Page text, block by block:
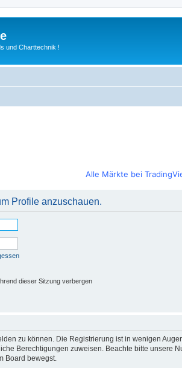
und Charttechnik !
Alle Märkte bei
Profile anzuschauen.
dieser Sitzung verbergen
zu können. Die Registrierung ist in wenigen
Berechtigungen zuweisen. Beachte bitte
Board bewegst.